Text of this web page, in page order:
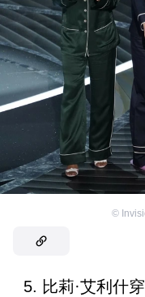
©
5. 比莉·艾利什